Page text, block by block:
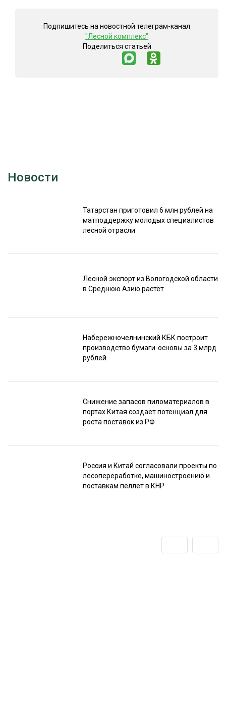
Подпишитесь на новостной телеграм-канал
"Лесной комплекс"
Поделиться статьей
Новости
Татарстан приготовил 6 млн рублей на
матподдержку молодых специалистов
лесной отрасли
Лесной экспорт из Вологодской области
в Среднюю Азию растёт
Набережночелнинский КБК построит
производство бумаги-основы за 3 млрд
рублей
Снижение запасов пиломатериалов в
портах Китая создаёт потенциал для
роста поставок из РФ
Россия и Китай согласовали проекты по
лесопереработке, машиностроению и
поставкам пеллет в КНР